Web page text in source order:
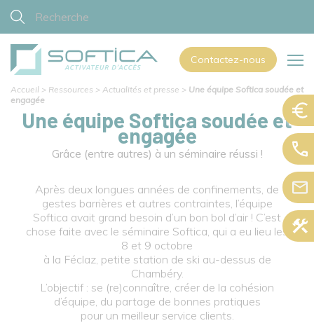
Contactez-nous
Accueil > Ressources > Actualités et presse > Une équipe Softica soudée et
engagée
Une équipe Softica soudée et
engagée
Grâce (entre autres) à un séminaire réussi !
Après deux longues années de confinements, de
gestes barrières et autres contraintes, l’équipe
Softica avait grand besoin d’un bon bol d’air ! C’est
chose faite avec le séminaire Softica, qui a eu lieu les
8 et 9 octobre
à la Féclaz, petite station de ski au-dessus de
Chambéry.
L’objectif : se (re)connaître, créer de la cohésion
d’équipe, du partage de bonnes pratiques
pour un meilleur service clients.